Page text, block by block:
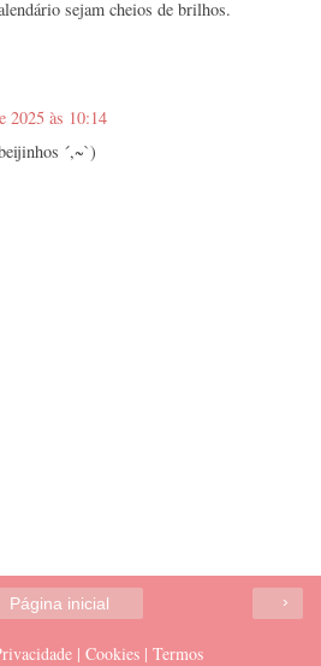
sejam cheios de brilhos.
2025 às 10:14
´,~`)
›
Página inicial
| Cookies | Termos